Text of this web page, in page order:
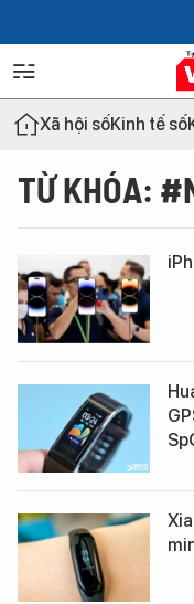
Xã hội sốKinh tế số
TỪ KHÓA: